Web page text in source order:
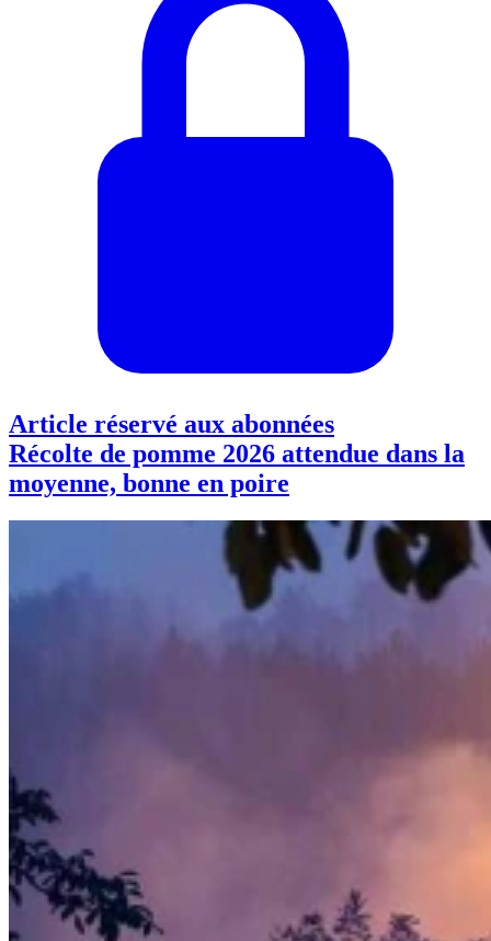
Article réservé aux abonnées
Récolte de pomme 2026 attendue dans la
moyenne, bonne en poire